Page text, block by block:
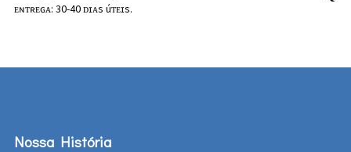
ᴇɴᴛʀᴇɢᴀ: 30-40 ᴅɪᴀs úᴛᴇɪs.
Nossa História